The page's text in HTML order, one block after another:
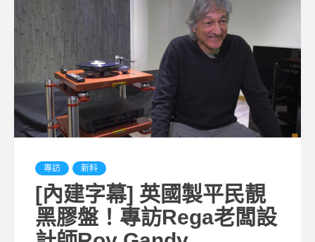
專訪 新料
[內建字幕] 英國製平民靚
黑膠盤！專訪Rega老闆設